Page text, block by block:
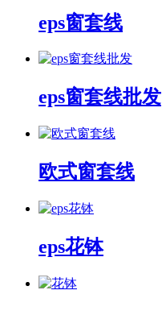
eps窗套线
eps窗套线批发
欧式窗套线
eps花钵